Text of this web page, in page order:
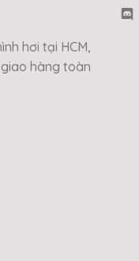
hơi tại HCM,
hàng toàn